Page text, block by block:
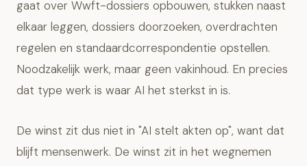
gaat over Wwft-dossiers opbouwen, stukken naast
elkaar leggen, dossiers doorzoeken, overdrachten
regelen en standaardcorrespondentie opstellen.
Noodzakelijk werk, maar geen vakinhoud. En precies
dat type werk is waar AI het sterkst in is.
De winst zit dus niet in "AI stelt akten op", want dat
blijft mensenwerk. De winst zit in het wegnemen